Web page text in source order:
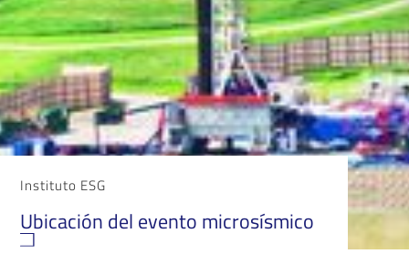
Instituto ESG
Ubicación del evento microsísmico